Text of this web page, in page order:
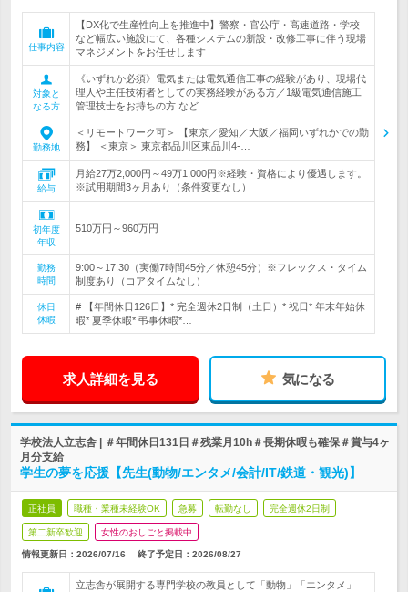
仕事内容
【DX化で生産性向上を推進中】警察・官公庁・高速道路・学校
など幅広い施設にて、各種システムの新設・改修工事に伴う現場
マネジメントをお任せします
対象と
なる方
《いずれか必須》電気または電気通信工事の経験があり、現場代
理人や主任技術者としての実務経験がある方／1級電気通信施工
管理技士をお持ちの方 など
勤務地
＜リモートワーク可＞ 【東京／愛知／大阪／福岡いずれかでの勤
務】 ＜東京＞ 東京都品川区東品川4-…
給与
月給27万2,000円～49万1,000円※経験・資格により優遇します。
※試用期間3ヶ月あり（条件変更なし）
初年度
年収
510万円～960万円
勤務
時間
9:00～17:30（実働7時間45分／休憩45分）※フレックス・タイム
制度あり（コアタイムなし）
休日
休暇
# 【年間休日126日】* 完全週休2日制（土日）* 祝日* 年末年始休
暇* 夏季休暇* 弔事休暇*…
求人詳細を見る 気になる
学校法人立志舎 | ＃年間休日131日＃残業月10h＃長期休暇も確保＃賞与4ヶ
月分支給
学生の夢を応援【先生(動物/エンタメ/会計/IT/鉄道・観光)】
正社員 職種・業種未経験OK 急募 転勤なし 完全週休2日制
第二新卒歓迎 女性のおしごと掲載中
情報更新日：2026/07/16 終了予定日： 2026/08/27
立志舎が展開する専門学校の教員として「動物」「エンタメ」